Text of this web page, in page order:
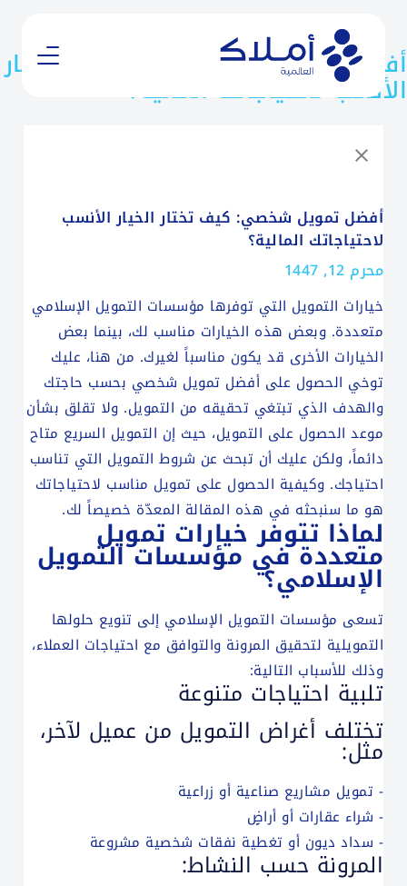
أفضل تمويل شخصي: كيف تختار الخيار
الأنسب لاحتياجاتك المالية؟
أفضل تمويل شخصي: كيف تختار الخيار الأنسب
لاحتياجاتك المالية؟
محرم 12, 1447
خيارات التمويل التي توفرها مؤسسات التمويل الإسلامي
متعددة. وبعض هذه الخيارات مناسب لك، بينما بعض
الخيارات الأخرى قد يكون مناسباً لغيرك. من هنا، عليك
توخي الحصول على أفضل تمويل شخصي بحسب حاجتك
والهدف الذي تبتغي تحقيقه من التمويل. ولا تقلق بشأن
موعد الحصول على التمويل، حيث إن التمويل السريع متاح
دائماً، ولكن عليك أن تبحث عن شروط التمويل التي تناسب
احتياجك. وكيفية الحصول على تمويل مناسب لاحتياجاتك
هو ما سنبحثه في هذه المقالة المعدّة خصيصاً لك.
لماذا تتوفر خيارات تمويل
متعددة في مؤسسات التمويل
الإسلامي؟
تسعى مؤسسات التمويل الإسلامي إلى تنويع حلولها
التمويلية لتحقيق المرونة والتوافق مع احتياجات العملاء،
وذلك للأسباب التالية:
تلبية احتياجات متنوعة
تختلف أغراض التمويل من عميل لآخر،
مثل:
- تمويل مشاريع صناعية أو زراعية
- شراء عقارات أو أراضٍ
- سداد ديون أو تغطية نفقات شخصية مشروعة
المرونة حسب النشاط: